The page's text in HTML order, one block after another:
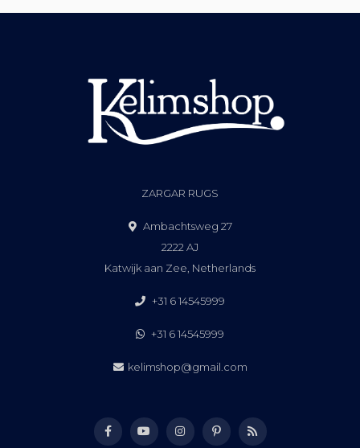
ZARGAR RUGS
Ambachtsweg 27
2222 AJ
Katwijk aan Zee, Netherlands
+31 6 14545999
+31 6 14545999
kelimshop@gmail.com